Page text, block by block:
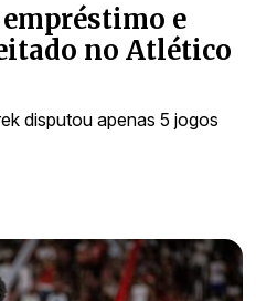
e
no Atlético
disputou apenas 5 jogos